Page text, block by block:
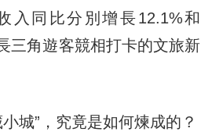
入同比分別增長12.1%和
三角遊客競相打卡的文旅新
”，究竟是如何煉成的？